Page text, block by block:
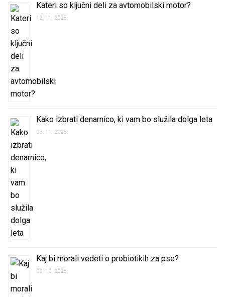
Kateri so ključni deli za avtomobilski motor?
12. 11. 2025
Kako izbrati denarnico, ki vam bo služila dolga leta
03. 11. 2025
Kaj bi morali vedeti o probiotikih za pse?
09. 10. 2025